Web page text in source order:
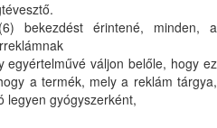
bekezdést érintené, minden, a
egyértelművé váljon belőle, hogy ez
a termék, mely a reklám tárgya,
legyen gyógyszerként,